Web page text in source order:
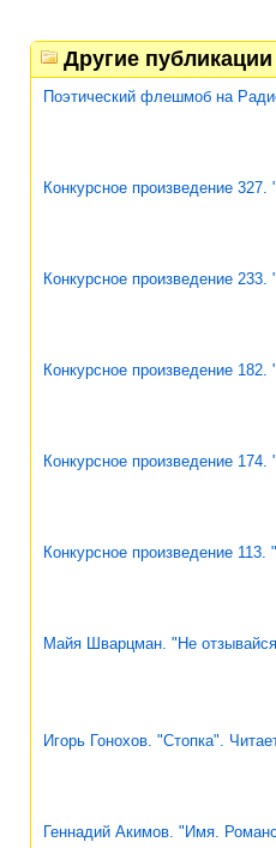
Другие
Поэтический флешмоб на
Конкурсное произведение
Конкурсное произведение
Конкурсное произведение
Конкурсное произведение
Конкурсное произведение
Майя Шварцман. "Не
Игорь Гонохов. "Стопка".
Геннадий Акимов. "Имя.